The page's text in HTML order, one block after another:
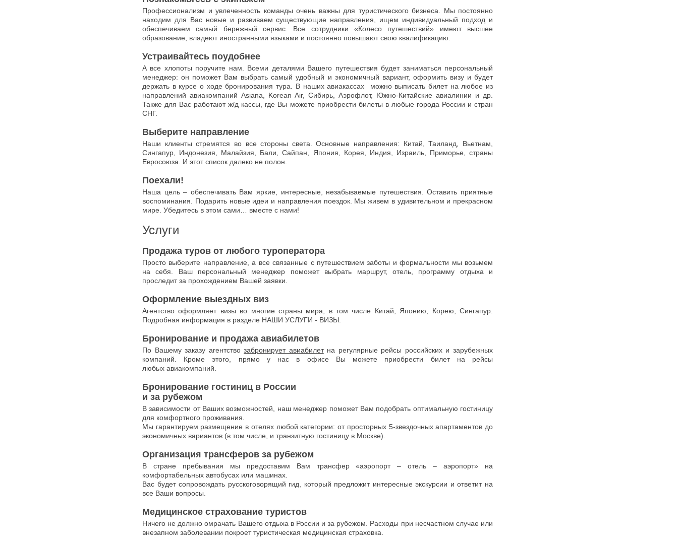
Профессионализм и увлеченность команды очень важны для туристического бизнеса. Мы постоянно
находим для Вас новые и развиваем существующие направления, ищем индивидуальный подход и
обеспечиваем самый бережный сервис. Все сотрудники «Колесо путешествий» имеют высшее
образование, владеют иностранными языками и постоянно повышают свою квалификацию.
Устраивайтесь поудобнее
А все хлопоты поручите нам. Всеми деталями Вашего путешествия будет заниматься персональный
менеджер: он поможет Вам выбрать самый удобный и экономичный вариант, оформить визу и будет
держать в курсе о ходе бронирования тура. В наших авиакассах можно выписать билет на любое из
направлений авиакомпаний Asiana, Korean Air, Сибирь, Аэрофлот, Южно-Китайские авиалинии и др.
Также для Вас работают ж/д кассы, где Вы можете приобрести билеты в любые города России и стран
СНГ.
Выберите направление
Наши клиенты стремятся во все стороны света. Основные направления: Китай, Таиланд, Вьетнам,
Сингапур, Индонезия, Малайзия, Бали, Сайпан, Япония, Корея, Индия, Израиль, Приморье, страны
Евросоюза. И этот список далеко не полон.
Поехали!
Наша цель – обеспечивать Вам яркие, интересные, незабываемые путешествия. Оставить приятные
воспоминания. Подарить новые идеи и направления поездок. Мы живем в удивительном и прекрасном
мире. Убедитесь в этом сами… вместе с нами!
Услуги
Продажа туров от любого туроператора
Просто выберите направление, а все связанные с путешествием заботы и формальности мы возьмем
на себя. Ваш персональный менеджер поможет выбрать маршрут, отель, программу отдыха и
проследит за прохождением Вашей заявки.
Оформление выездных виз
Агентство оформляет визы во многие страны мира, в том числе Китай, Японию, Корею, Сингапур.
Подробная информация в разделе НАШИ УСЛУГИ - ВИЗЫ.
Бронирование и продажа авиабилетов
По Вашему заказу агентствозабронирует авиабилетна регулярные рейсы российских и зарубежных
компаний. Кроме этого, прямо у нас в офисе Вы можете приобрести билет на рейсы
любых авиакомпаний.
Бронирование гостиниц в России
и за рубежом
В зависимости от Ваших возможностей, наш менеджер поможет Вам подобрать оптимальную гостиницу
для комфортного проживания.
Мы гарантируем размещение в отелях любой категории: от просторных 5-звездочных апартаментов до
экономичных вариантов (в том числе, и транзитную гостиницу в Москве).
Организация трансферов за рубежом
В стране пребывания мы предоставим Вам трансфер «аэропорт – отель – аэропорт» на
комфортабельных автобусах или машинах.
Вас будет сопровождать русскоговорящий гид, который предложит интересные экскурсии и ответит на
все Ваши вопросы.
Медицинское страхование туристов
Ничего не должно омрачать Вашего отдыха в России и за рубежом. Расходы при несчастном случае или
внезапном заболевании покроет туристическая медицинская страховка.